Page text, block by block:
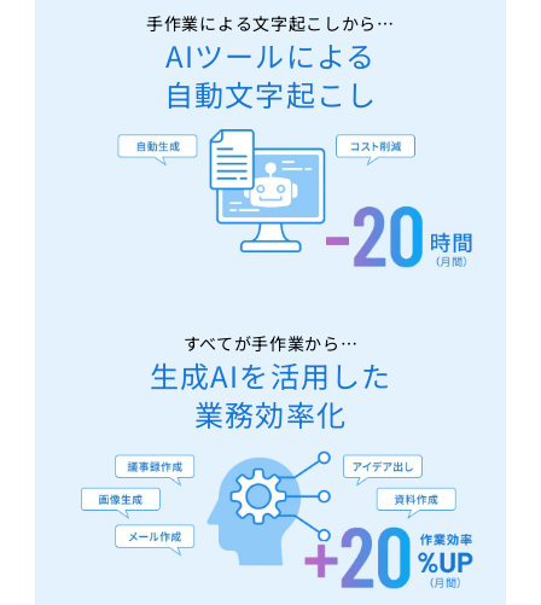
手作業による文字起こしから…
AIツールによる
自動文字起こし
すべてが手作業から…
生成AIを活用した
業務効率化